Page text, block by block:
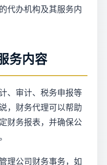
代办机构及其服务内
务内容
、审计、税务申报等
，财务代理可以帮助
财务报表，并确保公
理公司财务事务，如